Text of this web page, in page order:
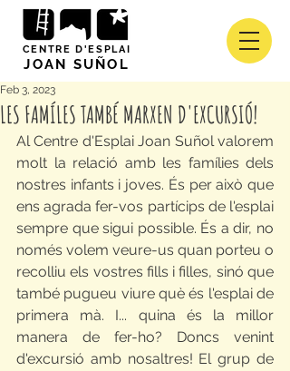
CENTRE D'ESPLAI
JOAN SUÑOL
LES FAMÍLES TAMBÉ MARXEN D'EXCURSIÓ!
Feb 3, 2023
Al Centre d'Esplai Joan Suñol valorem
molt la relació amb les famílies dels
nostres infants i joves. És per això que
ens agrada fer-vos partícips de l'esplai
sempre que sigui possible. És a dir, no
només volem veure-us quan porteu o
recolliu els vostres fills i filles, sinó que
també pugueu viure què és l'esplai de
primera mà. I... quina és la millor
manera de fer-ho? Doncs venint
d'excursió amb nosaltres! El grup de